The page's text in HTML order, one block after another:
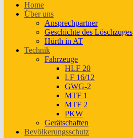
Home
Über uns
Ansprechpartner
Geschichte des Löschzuges
Hürth in AT
Technik
Fahrzeuge
HLF 20
LF 16/12
GWG-2
MTF 1
MTF 2
PKW
Gerätschaften
Bevölkerungsschutz